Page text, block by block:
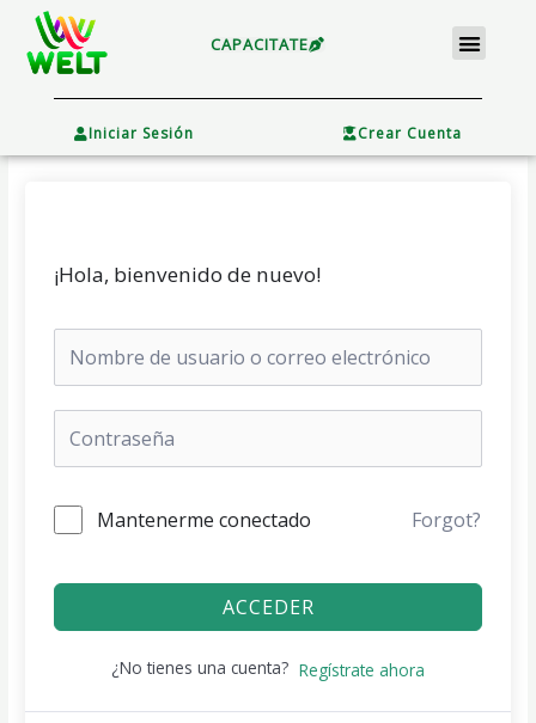
contenido
CAPACITATE Menu
Iniciar Sesión Crear Cuenta
¡Hola, bienvenido de nuevo!
Mantenerme conectado Forgot?
ACCEDER
¿No tienes una cuenta? Regístrate ahora